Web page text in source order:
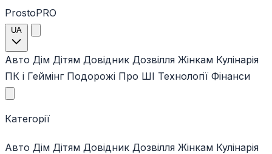
ProstoPRO
UA
Авто Дім Дітям Довідник Дозвілля Жінкам Кулінарія
ПК і Геймінг Подорожі Про ШІ Технології Фінанси
Категорії
Авто Дім Дітям Довідник Дозвілля Жінкам Кулінарія